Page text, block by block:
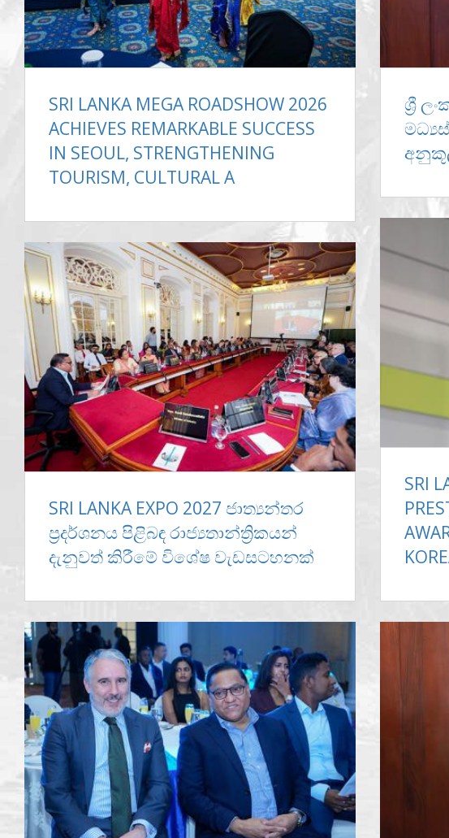
SRI LANKA MEGA ROADSHOW 2026
ACHIEVES REMARKABLE SUCCESS
IN SEOUL, STRENGTHENING
TOURISM, CULTURAL A
ශ්‍රී
SRI
SRI LANKA EXPO 2027 ජාත්‍යන්තර
ප්‍රදර්ශනය පිළිබඳ රාජ්‍යතාන්ත්‍රිකයන්
දැනුවත් කිරීමේ විශේෂ වැඩසටහනක්